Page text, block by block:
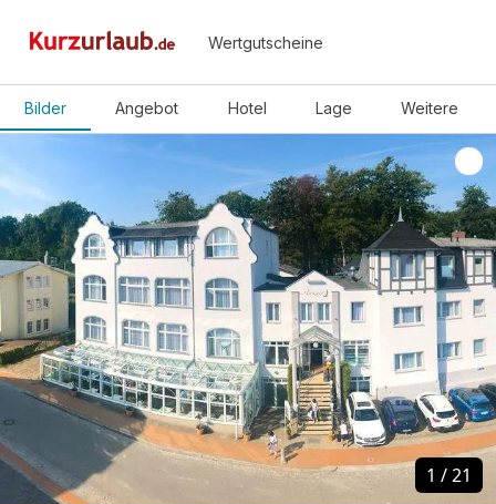
Wertgutscheine
Bilder Angebot Hotel Lage Weitere
1 /21
1 /21